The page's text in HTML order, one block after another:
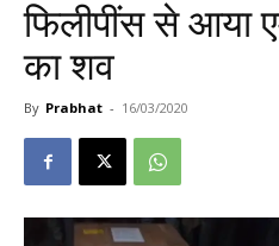
फिलीपींस से आया
का शव
By Prabhat - 16/03/2020